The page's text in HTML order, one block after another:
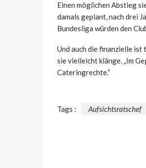
Einen möglichen Abstieg
damals geplant, nach drei
Bundesliga würden den
Und auch die finanzielle
sie vielleicht klänge. „Im
Cateringrechte.“
Tags : Aufsichtsratschef